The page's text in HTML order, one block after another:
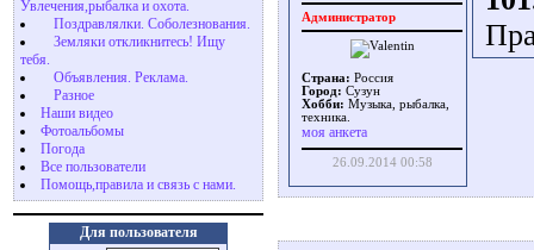
Увлечения,рыбалка и охота.
Поздравлялки. Соболезнования.
Земляки откликнитесь! Ищу
тебя.
Объявления. Реклама.
Разное
Наши видео
Фотоальбомы
Погода
Все пользователи
Помощь,правила и связь с нами.
Для пользователя
Администратор
Страна: Россия
Город: Сузун
Хобби: Музыка, рыбалка,
техника.
моя анкета
26.09.2014 00:58